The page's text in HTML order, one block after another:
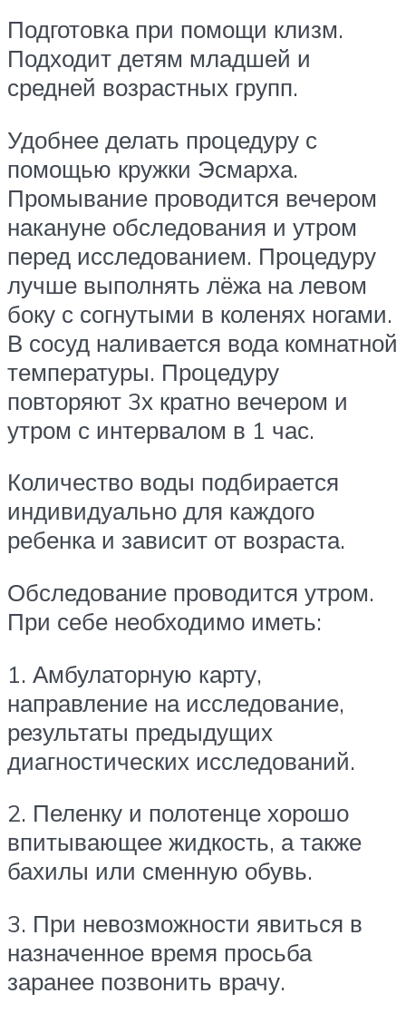
Подготовка при помощи клизм.
Подходит детям младшей и
средней возрастных групп.
Удобнее делать процедуру с
помощью кружки Эсмарха.
Промывание проводится вечером
накануне обследования и утром
перед исследованием. Процедуру
лучше выполнять лёжа на левом
боку с согнутыми в коленях ногами.
В сосуд наливается вода комнатной
температуры. Процедуру
повторяют 3х кратно вечером и
утром с интервалом в 1 час.
Количество воды подбирается
индивидуально для каждого
ребенка и зависит от возраста.
Обследование проводится утром.
При себе необходимо иметь:
1. Амбулаторную карту,
направление на исследование,
результаты предыдущих
диагностических исследований.
2. Пеленку и полотенце хорошо
впитывающее жидкость, а также
бахилы или сменную обувь.
3. При невозможности явиться в
назначенное время просьба
заранее позвонить врачу.